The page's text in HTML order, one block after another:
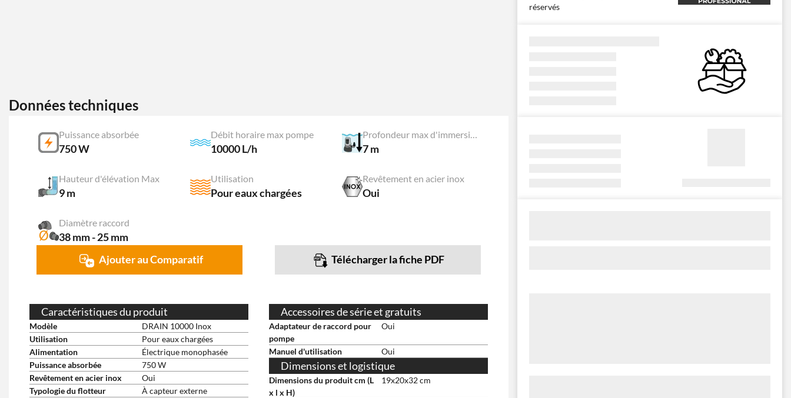
Données techniques
Puissance absorbée
750 W
Débit horaire max pompe
10000 L/h
Profondeur max d'immersion
7 m
Hauteur d'élévation Max
9 m
Utilisation
Pour eaux chargées
Revêtement en acier inox
Oui
Diamètre raccord
38 mm - 25 mm
Ajouter au Comparatif Télécharger la fiche PDF
Caractéristiques du produit
Modèle
DRAIN 10000 Inox
Utilisation
Pour eaux chargées
Alimentation
Électrique monophasée
Puissance absorbée
750 W
Revêtement en acier inox
Oui
Typologie du flotteur
À capteur externe
Accessoires de série et gratuits
Adaptateur de raccord pour
pompe
Oui
Manuel d'utilisation Oui
Dimensions et logistique
Dimensions du produit cm (L
x l x H)
19x20x32 cm
réservés